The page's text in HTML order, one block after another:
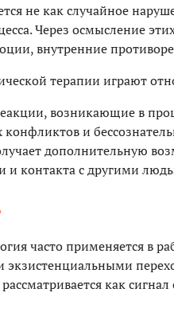
не как случайное
Через осмысление
внутренние
терапии играют
возникающие в
и
дополнительную
и контакта с другими
часто применяется в
экзистенциальными
как